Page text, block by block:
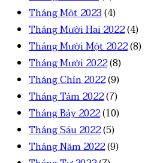
Tháng Một 2023(4)
Tháng Mười Hai 2022(4)
Tháng Mười Một 2022(8)
Tháng Mười 2022(8)
Tháng Chín 2022(9)
Tháng Tám 2022(7)
Tháng Bảy 2022(10)
Tháng Sáu 2022(5)
Tháng Năm 2022(9)